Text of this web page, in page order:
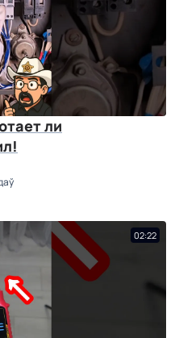
ли
02:22